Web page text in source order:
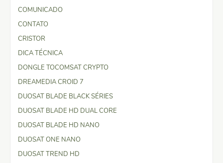
COMUNICADO
CONTATO
CRISTOR
DICA TÉCNICA
DONGLE TOCOMSAT CRYPTO
DREAMEDIA CROID 7
DUOSAT BLADE BLACK SÉRIES
DUOSAT BLADE HD DUAL CORE
DUOSAT BLADE HD NANO
DUOSAT ONE NANO
DUOSAT TREND HD